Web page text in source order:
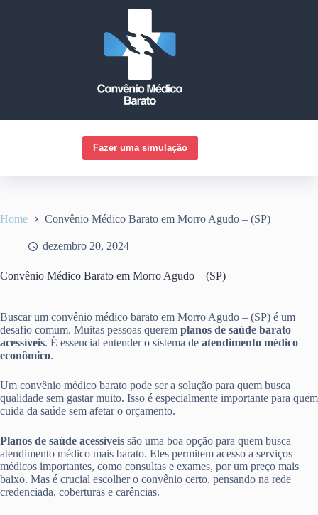
Fazer uma simulação
Home Convênio Médico Barato em Morro Agudo – (SP)
dezembro 20, 2024
Convênio Médico Barato em Morro Agudo – (SP)
Buscar um convênio médico barato em Morro Agudo – (SP) é um
desafio comum. Muitas pessoas querem planos de saúde barato
acessíveis. É essencial entender o sistema de atendimento médico
econômico.
Um convênio médico barato pode ser a solução para quem busca
qualidade sem gastar muito. Isso é especialmente importante para quem
cuida da saúde sem afetar o orçamento.
Planos de saúde acessíveis são uma boa opção para quem busca
atendimento médico mais barato. Eles permitem acesso a serviços
médicos importantes, como consultas e exames, por um preço mais
baixo. Mas é crucial escolher o convênio certo, pensando na rede
credenciada, coberturas e carências.